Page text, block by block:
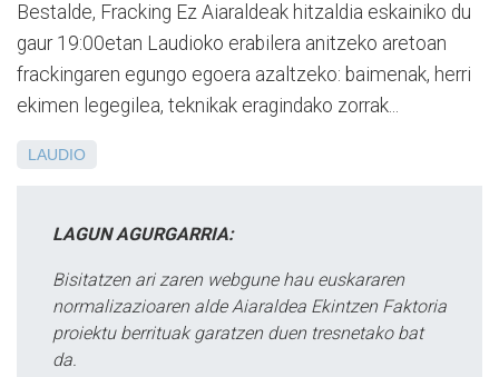
Bestalde, Fracking Ez Aiaraldeak hitzaldia eskainiko du
gaur 19:00etan Laudioko erabilera anitzeko aretoan
frackingaren egungo egoera azaltzeko: baimenak, herri
ekimen legegilea, teknikak eragindako zorrak...
LAUDIO
LAGUN AGURGARRIA:
Bisitatzen ari zaren webgune hau euskararen
normalizazioaren alde Aiaraldea Ekintzen Faktoria
proiektu berrituak garatzen duen tresnetako bat
da.